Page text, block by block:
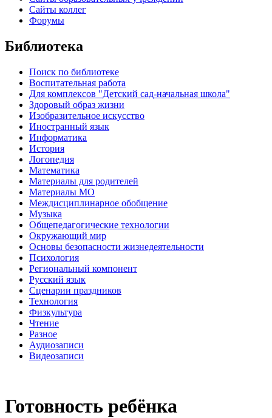
Сайты коллег
Форумы
Библиотека
Поиск по библиотеке
Воспитательная работа
Для комплексов "Детский сад-начальная школа"
Здоровый образ жизни
Изобразительное искусство
Иностранный язык
Информатика
История
Логопедия
Математика
Материалы для родителей
Материалы МО
Междисциплинарное обобщение
Музыка
Общепедагогические технологии
Окружающий мир
Основы безопасности жизнедеятельности
Психология
Региональный компонент
Русский язык
Сценарии праздников
Технология
Физкультура
Чтение
Разное
Аудиозаписи
Видеозаписи
Готовность ребёнка